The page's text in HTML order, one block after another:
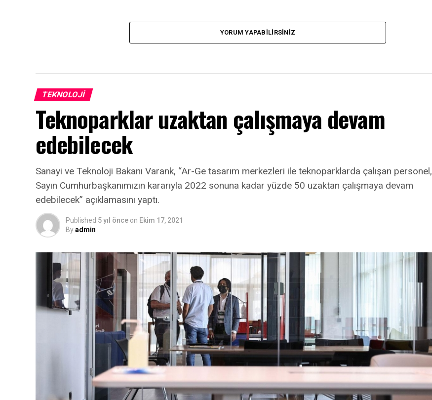
YORUM YAPABILIRSINIZ
TEKNOLOJI
Teknoparklar uzaktan çalışmaya devam
edebilecek
Sanayi ve Teknoloji Bakanı Varank, “Ar-Ge tasarım merkezleri ile teknoparklarda çalışan personel,
Sayın Cumhurbaşkanımızın kararıyla 2022 sonuna kadar yüzde 50 uzaktan çalışmaya devam
edebilecek” açıklamasını yaptı.
Published 5 yıl önce on Ekim 17, 2021
Byadmin